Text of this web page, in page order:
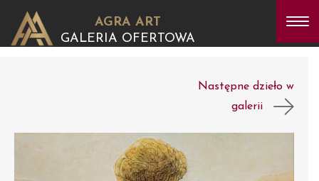
AGRA ART
GALERIA OFERTOWA
Następne dzieło w
galerii